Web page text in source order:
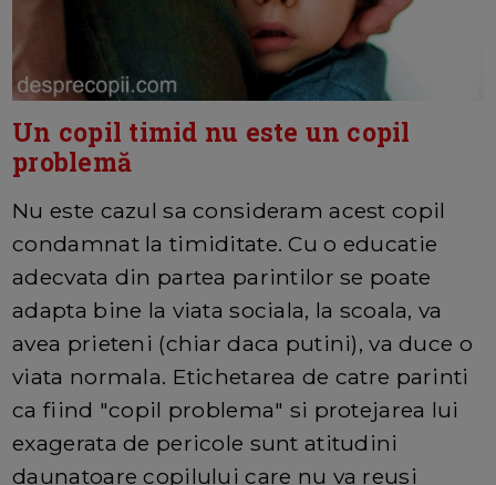
Un copil timid nu este un copil
problemă
Nu este cazul sa consideram acest copil
condamnat la timiditate. Cu o educatie
adecvata din partea parintilor se poate
adapta bine la viata sociala, la scoala, va
avea prieteni (chiar daca putini), va duce o
viata normala. Etichetarea de catre parinti
ca fiind "copil problema" si protejarea lui
exagerata de pericole sunt atitudini
daunatoare copilului care nu va reusi